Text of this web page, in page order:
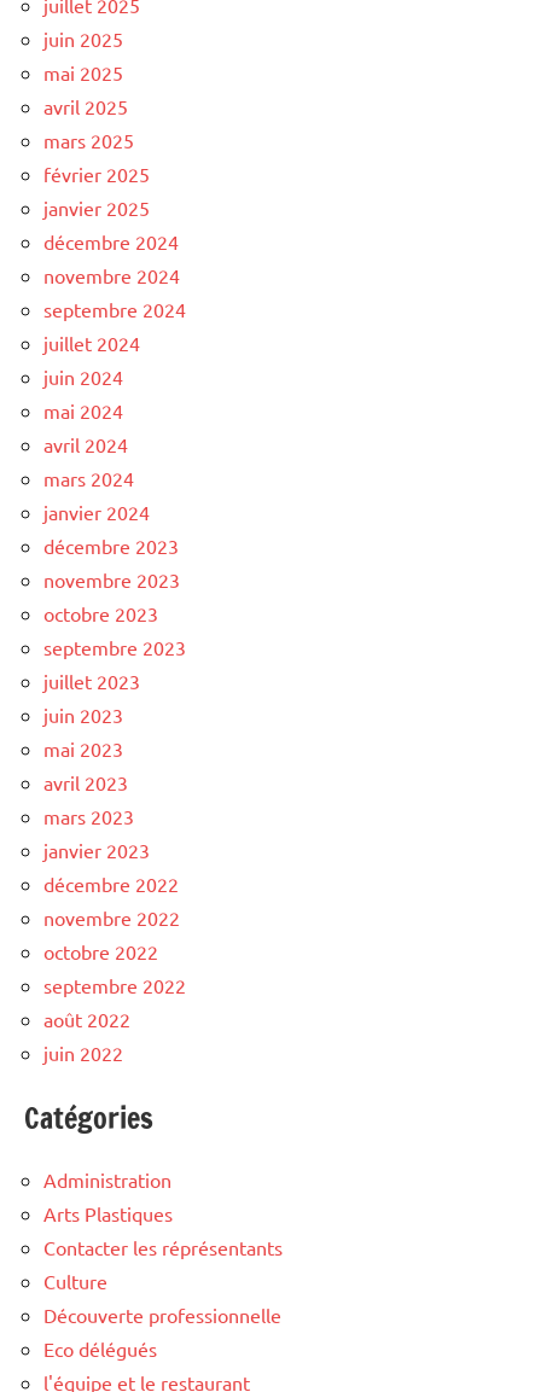
juin 2025
mai 2025
avril 2025
mars 2025
février 2025
janvier 2025
décembre 2024
novembre 2024
septembre 2024
juillet 2024
juin 2024
mai 2024
avril 2024
mars 2024
janvier 2024
décembre 2023
novembre 2023
octobre 2023
septembre 2023
juillet 2023
juin 2023
mai 2023
avril 2023
mars 2023
janvier 2023
décembre 2022
novembre 2022
octobre 2022
septembre 2022
août 2022
juin 2022
Catégories
Administration
Arts Plastiques
Contacter les réprésentants
Culture
Découverte professionnelle
Eco délégués
l'équipe et le restaurant